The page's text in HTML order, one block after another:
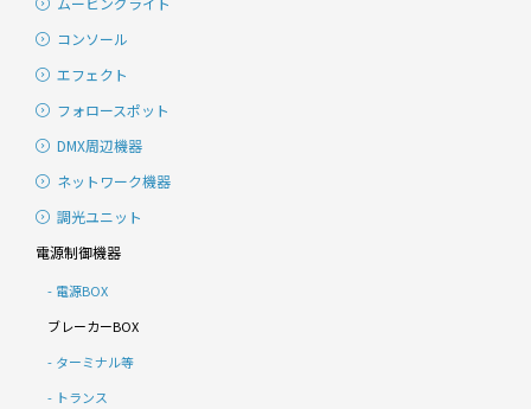
コンソール
エフェクト
フォロースポット
DMX周辺機器
ネットワーク機器
調光ユニット
電源制御機器
電源BOX
ブレーカーBOX
ターミナル等
トランス